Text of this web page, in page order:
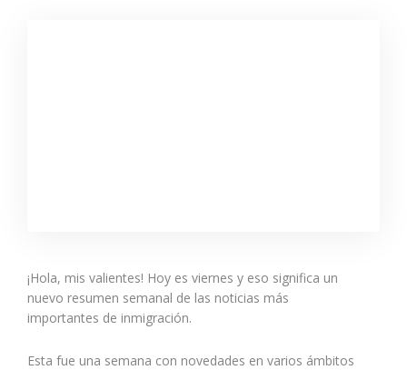
¡Hola, mis valientes! Hoy es viernes y eso significa un
nuevo resumen semanal de las noticias más
importantes de inmigración.
Esta fue una semana con novedades en varios ámbitos